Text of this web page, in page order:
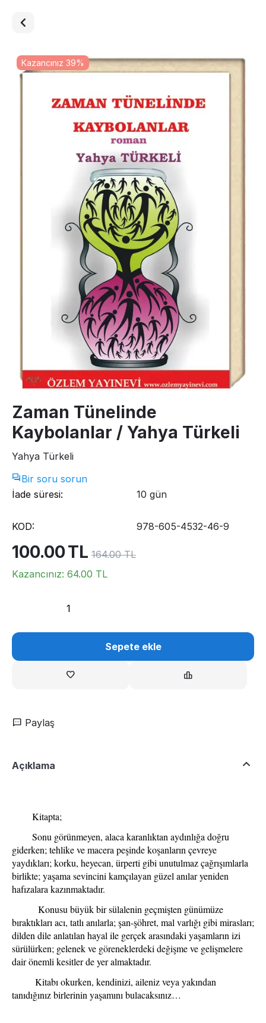
Kazancınız 39%
Zaman Tünelinde
Kaybolanlar / Yahya Türkeli
Yahya Türkeli
Bir soru sorun
İade süresi:
10 gün
KOD: 978-605-4532-46-9
100.00TL 164.00 TL
Kazancınız: 64.00 TL
Sepete ekle
Paylaş
Açıklama
Kitapta;
Sonu görünmeyen, alaca karanlıktan aydınlığa doğru
giderken; tehlike ve macera peşinde koşanların çevreye
yaydıkları; korku, heyecan, ürperti gibi unutulmaz çağrışımlarla
birlikte; yaşama sevincini kamçılayan güzel anılar yeniden
hafızalara kazınmaktadır.
Konusu büyük bir sülalenin geçmişten günümüze
bıraktıkları acı, tatlı anılarla; şan-şöhret, mal varlığı gibi mirasları;
dilden dile anlatılan hayal ile gerçek arasındaki yaşamların izi
sürülürken; gelenek ve göreneklerdeki değişme ve gelişmelere
dair önemli kesitler de yer almaktadır.
Kitabı okurken, kendinizi, aileniz veya yakından
tanıdığınız birlerinin yaşamını bulacaksınız…